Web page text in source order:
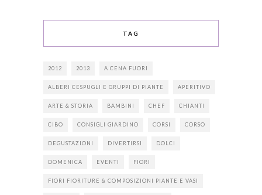
TAG
2012 2013 A CENA FUORI
ALBERI CESPUGLI E GRUPPI DI PIANTE APERITIVO
ARTE & STORIA BAMBINI CHEF CHIANTI
CIBO CONSIGLI GIARDINO CORSI CORSO
DEGUSTAZIONI DIVERTIRSI DOLCI
DOMENICA EVENTI FIORI
FIORI FIORITURE & COMPOSIZIONI PIANTE E VASI